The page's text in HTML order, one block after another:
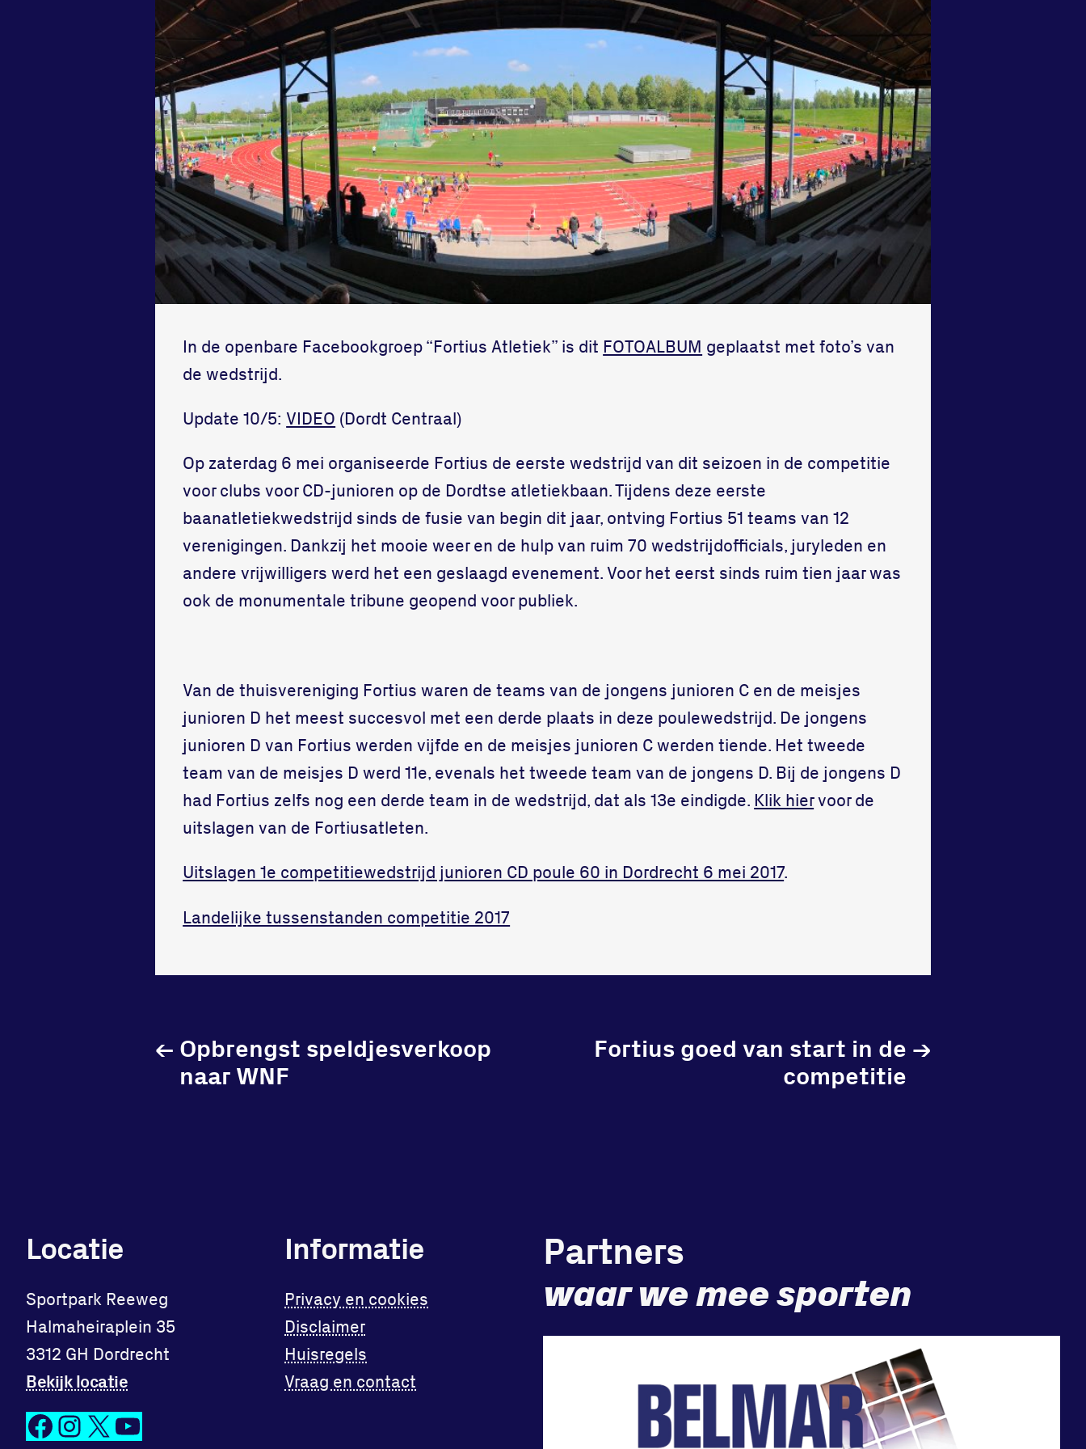
In de openbare Facebookgroep “Fortius Atletiek” is dit FOTOALBUM geplaatst met foto’s van
de wedstrijd.
Update 10/5:VIDEO (Dordt Centraal)
Op zaterdag 6 mei organiseerde Fortius de eerste wedstrijd van dit seizoen in de competitie
voor clubs voor CD-junioren op de Dordtse atletiekbaan. Tijdens deze eerste
baanatletiekwedstrijd sinds de fusie van begin dit jaar, ontving Fortius 51 teams van 12
verenigingen. Dankzij het mooie weer en de hulp van ruim 70 wedstrijdofficials, juryleden en
andere vrijwilligers werd het een geslaagd evenement. Voor het eerst sinds ruim tien jaar was
ook de monumentale tribune geopend voor publiek.
Van de thuisvereniging Fortius waren de teams van de jongens junioren C en de meisjes
junioren D het meest succesvol met een derde plaats in deze poulewedstrijd. De jongens
junioren D van Fortius werden vijfde en de meisjes junioren C werden tiende. Het tweede
team van de meisjes D werd 11e, evenals het tweede team van de jongens D. Bij de jongens D
had Fortius zelfs nog een derde team in de wedstrijd, dat als 13e eindigde. Klik hiervoor de
uitslagen van de Fortiusatleten.
Uitslagen 1e competitiewedstrijd junioren CD poule 60 in Dordrecht 6 mei 2017.
Landelijke tussenstanden competitie 2017
Opbrengst speldjesverkoop
naar WNF
←
Fortius goed van start in de
competitie
→
Locatie
Sportpark Reeweg
Halmaheiraplein 35
3312 GH Dordrecht
Bekijk locatie
Facebook Instagram X YouTube
Informatie
Privacy en cookies
Disclaimer
Huisregels
Vraag en contact
Partners
waar we mee sporten